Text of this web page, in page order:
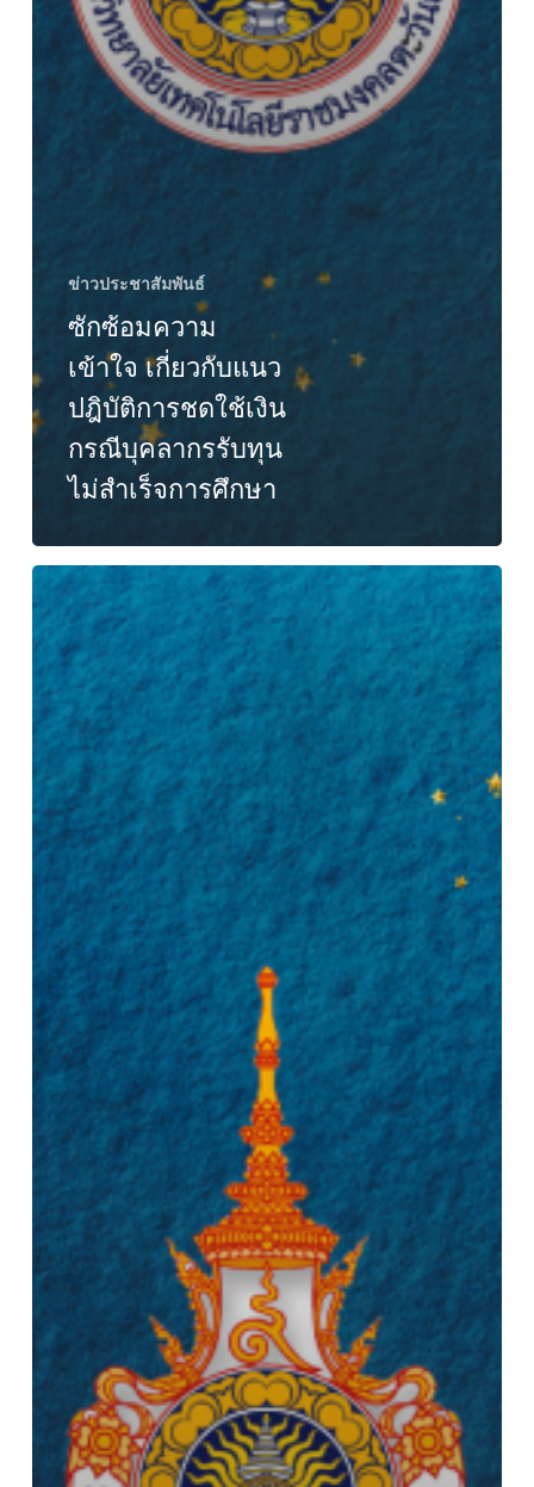
ข่าวประชาสัมพันธ์
ซักซ้อมความ
เข้าใจ เกี่ยวกับแนว
ปฎิบัติการชดใช้เงิน
กรณีบุคลากรรับทุน
ไม่สำเร็จการศึกษา
รับคำ
ขอ
เข้า
พัก
อาศัย
บ้าน
พัก
สำหรับ
บุคลากร
เขต
พื้นที่
อุ
เทน
ครั้ง
ที่
๒๕๖๗